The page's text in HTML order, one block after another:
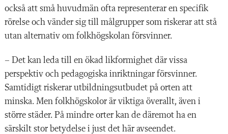
också att små huvudmän ofta representerar en specifik
rörelse och vänder sig till målgrupper som riskerar att stå
utan alternativ om folkhögskolan försvinner.
– Det kan leda till en ökad likformighet där vissa
perspektiv och pedagogiska inriktningar försvinner.
Samtidigt riskerar utbildningsutbudet på orten att
minska. Men folkhögskolor är viktiga överallt, även i
större städer. På mindre orter kan de däremot ha en
särskilt stor betydelse i just det här avseendet.